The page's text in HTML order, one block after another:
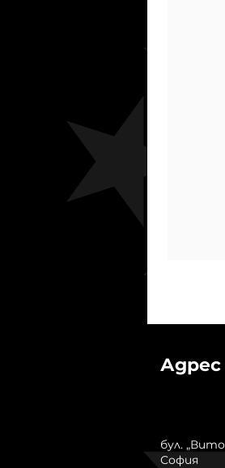
Адрес
бул.
София